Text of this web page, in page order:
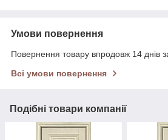
Умови повернення
Повернення товару впродовж 14 днів
Всі умови повернення
Подібні товари компанії